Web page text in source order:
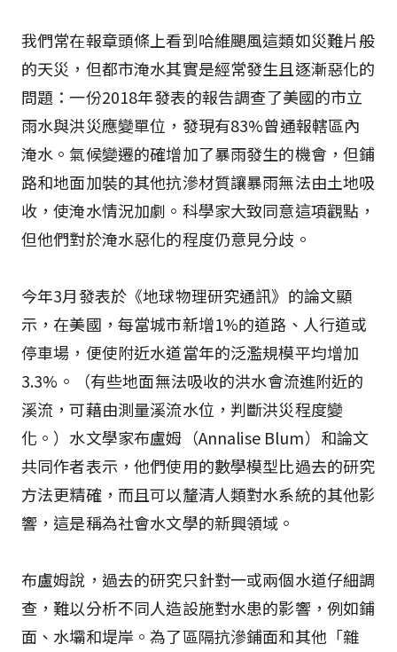
我們常在報章頭條上看到哈維颶風這類如災難片般
的天災，但都市淹水其實是經常發生且逐漸惡化的
問題：一份2018年發表的報告調查了美國的市立
雨水與洪災應變單位，發現有83%曾通報轄區內
淹水。氣候變遷的確增加了暴雨發生的機會，但鋪
路和地面加裝的其他抗滲材質讓暴雨無法由土地吸
收，使淹水情況加劇。科學家大致同意這項觀點，
但他們對於淹水惡化的程度仍意見分歧。
今年3月發表於《地球物理研究通訊》的論文顯
示，在美國，每當城市新增1%的道路、人行道或
停車場，便使附近水道當年的泛濫規模平均增加
3.3%。（有些地面無法吸收的洪水會流進附近的
溪流，可藉由測量溪流水位，判斷洪災程度變
化。）水文學家布盧姆（Annalise Blum）和論文
共同作者表示，他們使用的數學模型比過去的研究
方法更精確，而且可以釐清人類對水系統的其他影
響，這是稱為社會水文學的新興領域。
布盧姆說，過去的研究只針對一或兩個水道仔細調
查，難以分析不同人造設施對水患的影響，例如鋪
面、水壩和堤岸。為了區隔抗滲鋪面和其他「雜